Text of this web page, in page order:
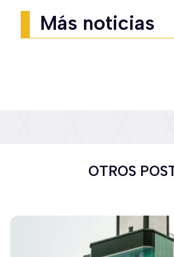
Más noticias
OTROS